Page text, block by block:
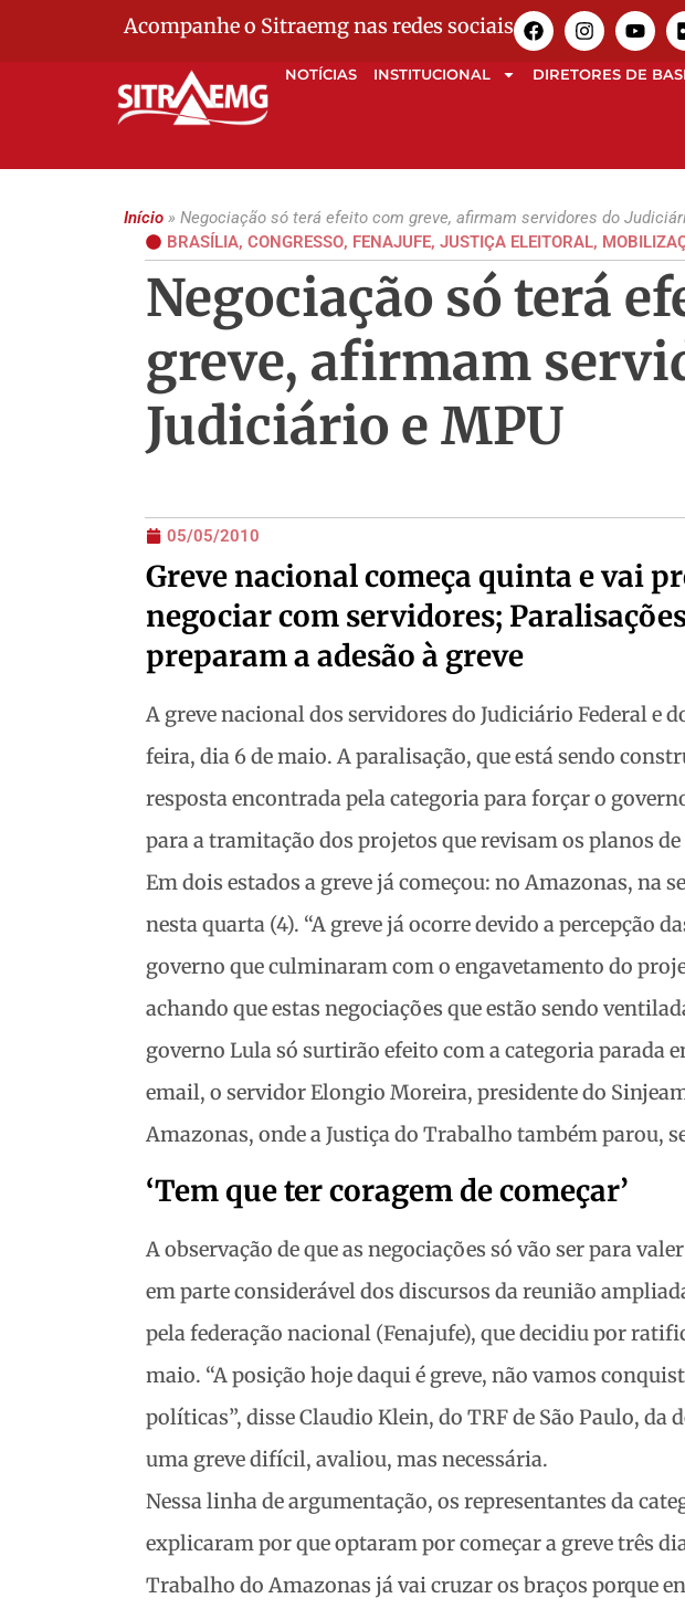
Acompanhe o Sitraemg nas redes sociais
NOTÍCIAS INSTITUCIONAL DIRETORES DE
Início » Negociação só terá efeito com greve, afirmam servidores do
BRASÍLIA, CONGRESSO, FENAJUFE, JUSTIÇA ELEITORAL,
Negociação só terá
greve, afirmam
Judiciário e MPU
05/05/2010
Greve nacional começa quinta e vai
negociar com servidores;
preparam a adesão à greve
A greve nacional dos servidores do Judiciário Federal e
feira, dia 6 de maio. A paralisação, que está sendo
resposta encontrada pela categoria para forçar o
para a tramitação dos projetos que revisam os planos
Em dois estados a greve já começou: no Amazonas, na
nesta quarta (4). “A greve já ocorre devido a percepção
governo que culminaram com o engavetamento do
achando que estas negociações que estão sendo
governo Lula só surtirão efeito com a categoria parada
email, o servidor Elongio Moreira, presidente do
Amazonas, onde a Justiça do Trabalho também parou,
‘Tem que ter coragem de começar’
A observação de que as negociações só vão ser para
em parte considerável dos discursos da reunião
pela federação nacional (Fenajufe), que decidiu por
maio. “A posição hoje daqui é greve, não vamos
políticas”, disse Claudio Klein, do TRF de São Paulo, da
uma greve difícil, avaliou, mas necessária.
Nessa linha de argumentação, os representantes da
explicaram por que optaram por começar a greve três
Trabalho do Amazonas já vai cruzar os braços porque